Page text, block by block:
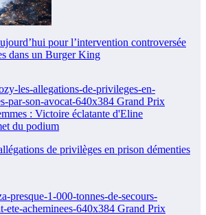
pour l’intervention controversée
dans un Burger King
de privilèges en prison démenties